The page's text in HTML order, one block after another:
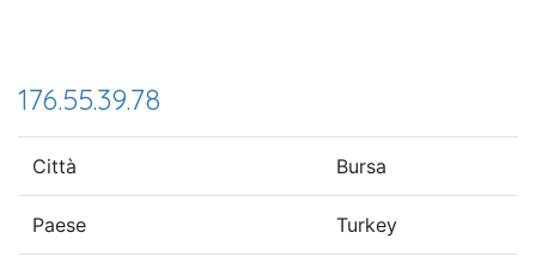
176.55.39.78
Città Bursa
Paese Turkey